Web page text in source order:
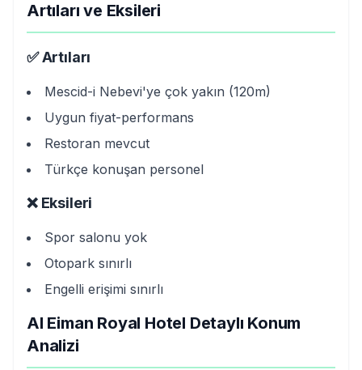
Artıları ve Eksileri
✅ Artıları
Mescid-i Nebevi'ye çok yakın (120m)
Uygun fiyat-performans
Restoran mevcut
Türkçe konuşan personel
❌ Eksileri
Spor salonu yok
Otopark sınırlı
Engelli erişimi sınırlı
Al Eiman Royal Hotel Detaylı Konum
Analizi